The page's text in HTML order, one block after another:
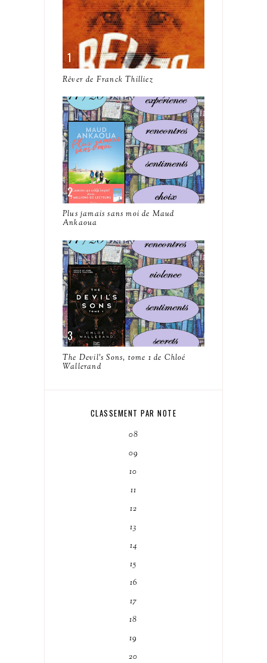
Rêver de Franck Thilliez
Plus jamais sans moi de Maud
Ankaoua
The Devil's Sons, tome 1 de Chloé
Wallerand
CLASSEMENT PAR NOTE
08
09
10
11
12
13
14
15
16
17
18
19
20